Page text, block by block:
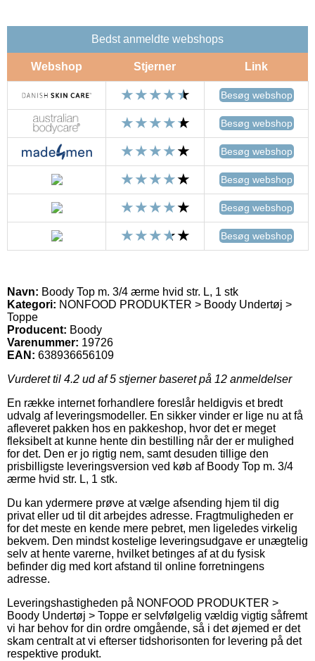
Bedst anmeldte webshops
Webshop Stjerner Link
Besøg webshop
Besøg webshop
Besøg webshop
Besøg webshop
Besøg webshop
Besøg webshop
Navn: Boody Top m. 3/4 ærme hvid str. L, 1 stk
Kategori: NONFOOD PRODUKTER > Boody Undertøj >
Toppe
Producent: Boody
Varenummer: 19726
EAN: 638936656109
Vurderet til 4.2 ud af 5 stjerner baseret på 12 anmeldelser
En række internet forhandlere foreslår heldigvis et bredt
udvalg af leveringsmodeller. En sikker vinder er lige nu at få
afleveret pakken hos en pakkeshop, hvor det er meget
fleksibelt at kunne hente din bestilling når der er mulighed
for det. Den er jo rigtig nem, samt desuden tillige den
prisbilligste leveringsversion ved køb af Boody Top m. 3/4
ærme hvid str. L, 1 stk.
Du kan ydermere prøve at vælge afsending hjem til dig
privat eller ud til dit arbejdes adresse. Fragtmuligheden er
for det meste en kende mere pebret, men ligeledes virkelig
bekvem. Den mindst kostelige leveringsudgave er unægtelig
selv at hente varerne, hvilket betinges af at du fysisk
befinder dig med kort afstand til online forretningens
adresse.
Leveringshastigheden på NONFOOD PRODUKTER >
Boody Undertøj > Toppe er selvfølgelig vældig vigtig såfremt
vi har behov for din ordre omgående, så i det øjemed er det
skam centralt at vi efterser tidshorisonten for levering på det
respektive produkt.